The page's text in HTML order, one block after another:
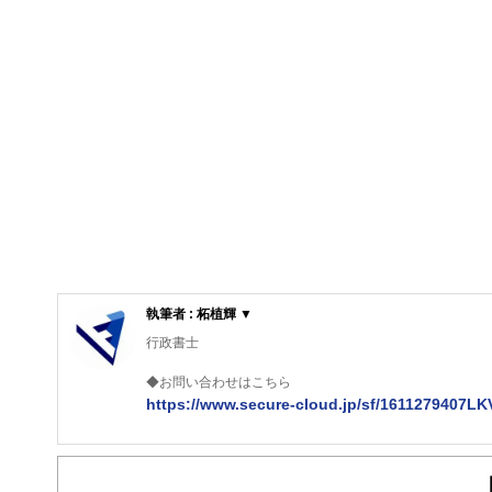
執筆者 : 柘植輝 ▼
行政書士
◆お問い合わせはこちら
https://www.secure-cloud.jp/sf/
２級ファイナンシャルプランナー
現在では行政書士・ファイナンシャルプランナーとして